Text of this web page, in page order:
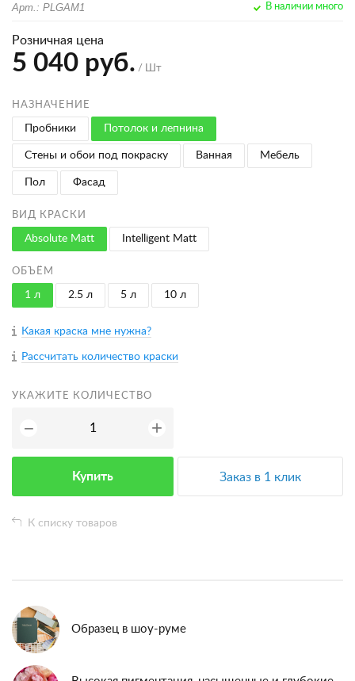
Арт.: PLGAM1 В наличии много
Розничная цена
5 040 руб. / Шт
НАЗНАЧЕНИЕ
Пробники Потолок и лепнина
Стены и обои под покраску Ванная Мебель
Пол Фасад
ВИД КРАСКИ
Absolute Matt Intelligent Matt
ОБЪЁМ
1 л 2.5 л 5 л 10 л
Какая краска мне нужна?
Рассчитать количество краски
УКАЖИТЕ КОЛИЧЕСТВО
− +
Купить Заказ в 1 клик
К списку товаров
Образец в шоу-руме